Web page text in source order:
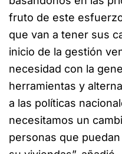
fruto de este
que van a tener sus
inicio de la gestión
necesidad con la
herramientas y
a las políticas
necesitamos un
personas que